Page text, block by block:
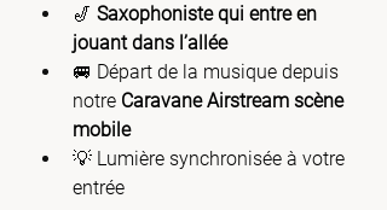
🎷 Saxophoniste qui entre en
jouant dans l’allée
🚐 Départ de la musique depuis
notre Caravane Airstream scène
mobile
💡 Lumière synchronisée à votre
entrée